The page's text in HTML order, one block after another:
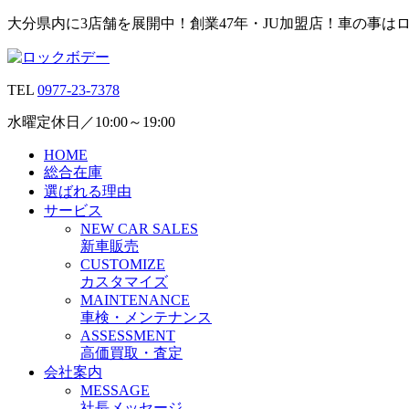
大分県内に3店舗を展開中！創業47年・JU加盟店！車の事は
TEL 0977-23-7378
水曜定休日／10:00～19:00
HOME
総合在庫
選ばれる理由
サービス
NEW CAR SALES
新車販売
CUSTOMIZE
カスタマイズ
MAINTENANCE
車検・メンテナンス
ASSESSMENT
高価買取・査定
会社案内
MESSAGE